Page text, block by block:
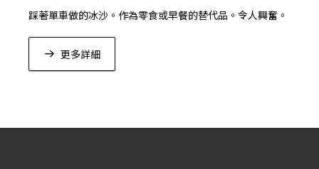
踩著單車做的冰沙。作為零食或早餐的替代品。令人興奮。
更多詳細